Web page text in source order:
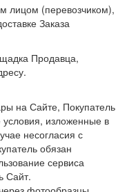
лицом (перевозчиком),
Заказа
Продавца,
на Сайте, Покупатель
изложенные в
несогласия с
обязан
сервиса
Сайт.